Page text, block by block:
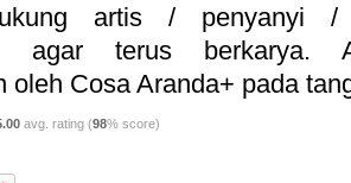
artis / penyanyi
agar terus berkarya.
oleh Cosa Aranda+ pada
avg. rating (98% score)